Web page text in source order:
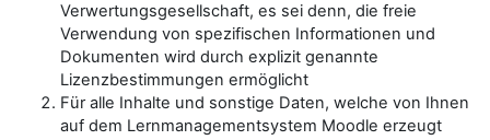
Verwertungsgesellschaft, es sei denn, die freie
Verwendung von spezifischen Informationen und
Dokumenten wird durch explizit genannte
Lizenzbestimmungen ermöglicht
Für alle Inhalte und sonstige Daten, welche von Ihnen
auf dem Lernmanagementsystem Moodle erzeugt